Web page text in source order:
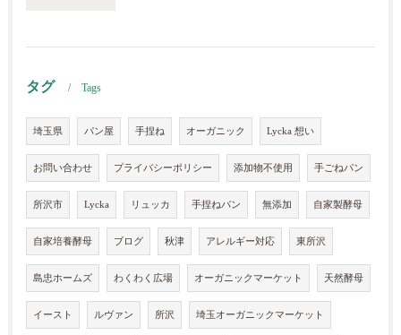
タグ Tags
埼玉県 パン屋 手捏ね オーガニック Lycka 想い
お問い合わせ プライバシーポリシー 添加物不使用 手ごねパン
所沢市 Lycka リュッカ 手捏ねパン 無添加 自家製酵母
自家培養酵母 ブログ 秋津 アレルギー対応 東所沢
島忠ホームズ わくわく広場 オーガニックマーケット 天然酵母
イースト ルヴァン 所沢 埼玉オーガニックマーケット